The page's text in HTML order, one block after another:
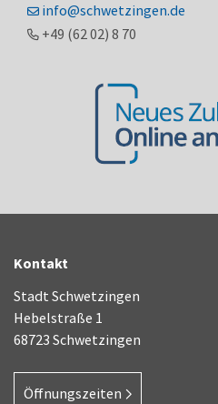
info@schwetzingen.de
+49 (6202) 8 70
Kontakt
Stadt Schwetzingen
Hebelstraße 1
68723 Schwetzingen
Öffnungszeiten